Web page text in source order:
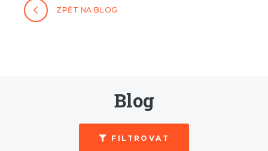
ZPĚT NA BLOG
Blog
FILTROVAT